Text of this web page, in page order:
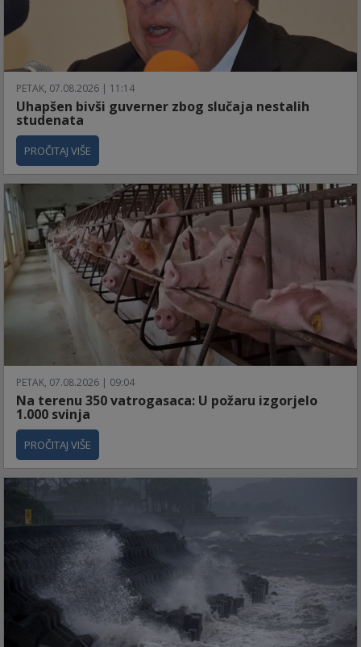
PETAK, 07.08.2026 | 11:14
Uhapšen bivši guverner zbog slučaja nestalih
studenata
PROČITAJ VIŠE
PETAK, 07.08.2026 | 09:04
Na terenu 350 vatrogasaca: U požaru izgorjelo
1.000 svinja
PROČITAJ VIŠE